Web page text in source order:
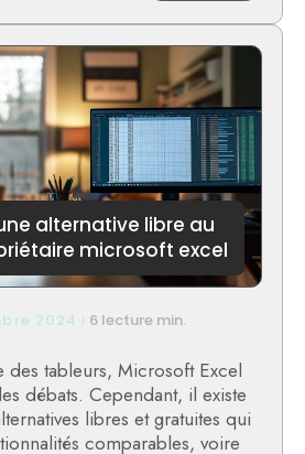
les
le
web
alternative libre au
microsoft excel
2024 6 lecture min.
des tableurs, Microsoft Excel
débats. Cependant, il existe
libres et gratuites qui
comparables, voire